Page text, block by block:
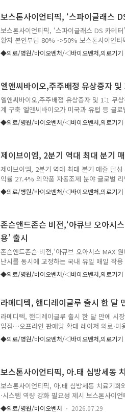
약성을 확인하며, 차세대 EGFR 표적치료제
타그리소를 비롯한 3세대 치료제 이후 뇌전
함에 따라 미충족 의료수..
보스톤사이언티픽, ‘스파이글래스
보스톤사이언티픽, ‘스파이글래스 DS 카테
환자 본인부담 80% ->50% 보스톤사이언티
글래스 DS 카테터(SpyGlass™ DS II Direct
지부 고시에 따라 8월 1일부터 건강보험 급
것으로 기대된다. 급여 적용 대상은 동일하
영술(ERCP)만으로 확진이 어려운 담도 및
제거되지 않는 담석 및 췌석 제거 ▲담관 ..
◆의료/병원/바이오벤처/◁바이오벤처,의료기기
엘앤씨바이오,주주배정 유상증자
엘앤씨바이오,주주배정 유상증자 및 1:1 무
계 구축 엘앤씨바이오가 미국과 유럽 등 글
로 회사가 보유한 경기도 동탄 부지(약 1,300
한다.엘앤씨바이오는 이를 위한 전략적 투자
시장을 선점하고 대규모 생산능력을 선제적
명이다. 당초 미국 현지에 생산시설을 구축
지방조직을 의료용 소재로 활용할 수 있도록
를 전격 결..
◆의료/병원/바이오벤처/◁바이오벤처,의료기기
제이브이엠, 2분기 역대 최대 분기
제이브이엠, 2분기 역대 최대 분기 매출 달
익률 27.4% 의약품 자동조제 분야 글로벌
경쟁력 강화와 안정적인 사업 기반을 바탕으
2분기에도 견조한 성장세를 이어갔다. 한미
기 대비 매출은 3.7% 증가하며 역대 분기 최
늘어 수익성이 한층 강화됐으며, 영업이익률
비중은 국내 49.2%, 해외 50.8%(유럽
◆의료/병원/바이오벤처/◁바이오벤처,의료기기
존슨앤드존슨 비전,‘아큐브 오아시
용’ 출시
존슨앤드존슨 비전,‘아큐브 오아시스 MAX
난시를 동시에 교정하는 국내 유일 매일 착
전(대표 Elizabeth Lee 이정현)이 노안과 난
유일 매일 착용(데일리) 콘택트렌즈 신제품 ‘
비자들에게 새로운 선택지를 제공하며, 국내
을 한층 가속화할 것으로 기대된다. 일반적
작되며, 노안을 겪는 소비자 2명 중 1명은 난
있다. 실제로 난시는 나이가 들어감에 따라
◆의료/병원/바이오벤처/◁바이오벤처,의료기기
라메디텍, 핸디레이글루 출시 한 달
라메디텍, 핸디레이글루 출시 한 달 만에 시
입점…오프라인 판매망 확대 레이저 의료·
은 레이저 채혈기반 혈당 측정기 ‘핸디레이
만에 온라인과 오프라인 유통망 확대와 의료
대와 함께 전국 약국 유통망 진출을 본격화
근 문전 의료기기 전문점에도 공급을 시작
시 초기 소비자 반응도 긍정적이다. 핸디레
에서 ..
◆의료/병원/바이오벤처/◁바이오벤처,의료기기
보스톤사이언티픽, 아.태 심방세동
보스톤사이언티픽, 아.태 심방세동 치료기회
·시스템 역량 강화 필요성 제시 보스톤사이
의료진을 대상으로 실시한 설문조사를 바탕
과제를 조명한 보고서 '아시아·태평양 지역
◆의료/병원/바이오벤처 2026.07.29